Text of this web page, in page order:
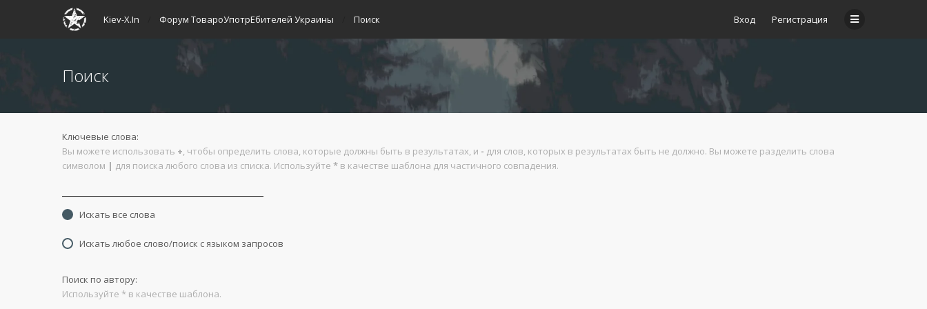
Вход Регистрация
Kiev-X.In Форум ТовароУпотрЕбителей Украины Поиск
Поиск
Ключевые слова:
Вы можете использовать +, чтобы определить слова, которые должны быть в результатах, и - для слов, которых в результатах быть не должно. Вы можете разделить слова
символом | для поиска любого слова из списка. Используйте * в качестве шаблона для частичного совпадения.
Искать все слова
Искать любое слово/поиск с языком запросов
Поиск по автору:
Используйте * в качестве шаблона.